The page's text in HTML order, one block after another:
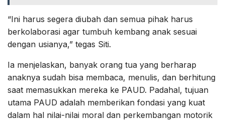
“Ini harus segera diubah dan semua pihak harus
berkolaborasi agar tumbuh kembang anak sesuai
dengan usianya,” tegas Siti.
Ia menjelaskan, banyak orang tua yang berharap
anaknya sudah bisa membaca, menulis, dan berhitung
saat memasukkan mereka ke PAUD. Padahal, tujuan
utama PAUD adalah memberikan fondasi yang kuat
dalam hal nilai-nilai moral dan perkembangan motorik